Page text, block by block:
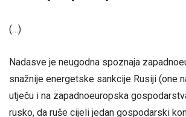
(…)
Nadasve je neugodna spoznaja
snažnije energetske sankcije Rusiji (one
utječu i na zapadnoeuropska
rusko, da ruše cijeli jedan gospodarski